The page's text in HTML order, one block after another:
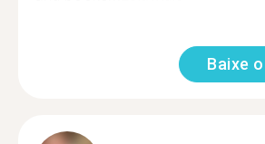
Baixe